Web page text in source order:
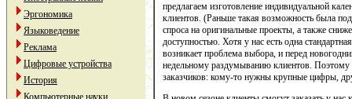
Эргономика
Языковедение
Реклама
Цифровые устройства
История
Компьютерные науки
предлагаем изготовление индивидуальной
клиентов. (Раньше такая возможность была
спроса на оригинальные проекты, а также
доступностью. Хотя у нас есть одна
возникает проблема выбора, и перед
недельному раздумыванию клиентов.
заказчиков: кому-то нужны крупные цифры,